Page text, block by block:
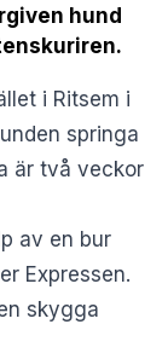
hund
i Ritsem i
springa
är två veckor
av en bur
Expressen.
skygga